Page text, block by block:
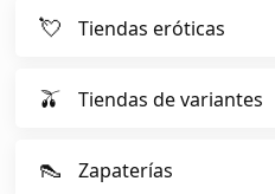
💘 Tiendas eróticas
🫒 Tiendas de variantes
👠 Zapaterías